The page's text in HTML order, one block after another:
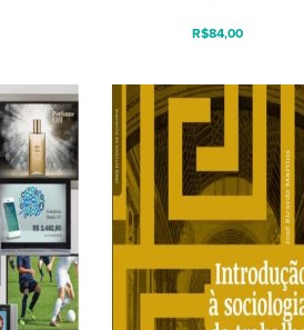
R$84,00